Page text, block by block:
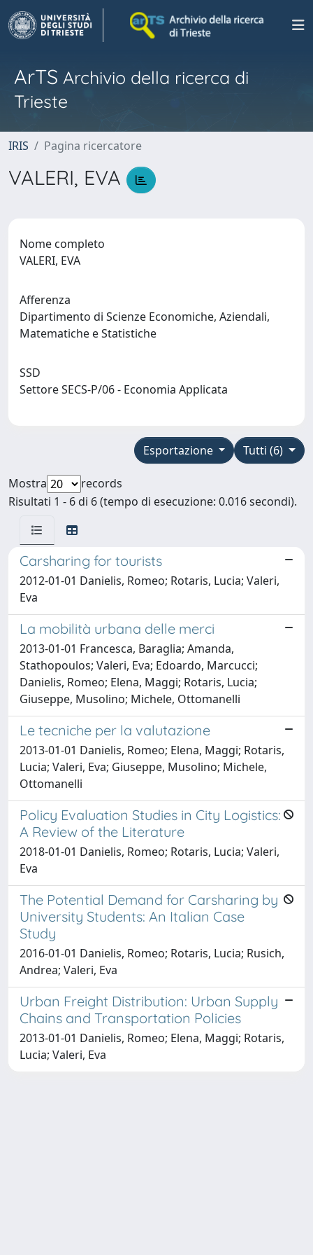
ArTS Archivio della ricerca di
Trieste
IRIS Pagina ricercatore
VALERI, EVA
Nome completo
VALERI, EVA
Afferenza
Dipartimento di Scienze Economiche, Aziendali,
Matematiche e Statistiche
SSD
Settore SECS-P/06 - Economia Applicata
Tutti (6)
Esportazione
Mostra
records
Risultati 1 - 6 di 6 (tempo di esecuzione: 0.016 secondi).
Carsharing for tourists
2012-01-01 Danielis, Romeo; Rotaris, Lucia; Valeri,
Eva
La mobilità urbana delle merci
2013-01-01 Francesca, Baraglia; Amanda,
Stathopoulos; Valeri, Eva; Edoardo, Marcucci;
Danielis, Romeo; Elena, Maggi; Rotaris, Lucia;
Giuseppe, Musolino; Michele, Ottomanelli
Le tecniche per la valutazione
2013-01-01 Danielis, Romeo; Elena, Maggi; Rotaris,
Lucia; Valeri, Eva; Giuseppe, Musolino; Michele,
Ottomanelli
Policy Evaluation Studies in City Logistics:
A Review of the Literature
2018-01-01 Danielis, Romeo; Rotaris, Lucia; Valeri,
Eva
The Potential Demand for Carsharing by
University Students: An Italian Case
Study
2016-01-01 Danielis, Romeo; Rotaris, Lucia; Rusich,
Andrea; Valeri, Eva
Urban Freight Distribution: Urban Supply
Chains and Transportation Policies
2013-01-01 Danielis, Romeo; Elena, Maggi; Rotaris,
Lucia; Valeri, Eva